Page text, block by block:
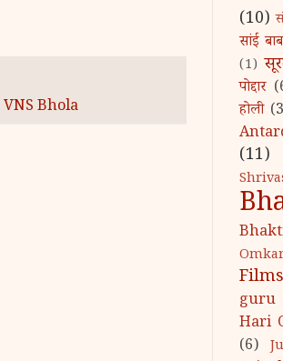
VNS Bhola
(10)
सांई
(1)
पोद्दार
होली
(11)
Films
guru
Hari
(6)